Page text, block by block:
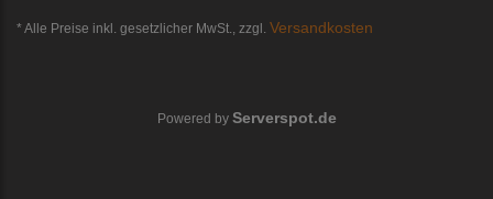
* Alle Preise inkl. gesetzlicher MwSt., zzgl. Versandkosten
Powered by Serverspot.de